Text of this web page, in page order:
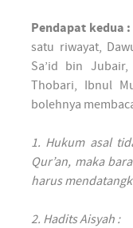
Pendapat kedua :
satu riwayat,
Sa’id bin
Thobari, Ibnul
bolehnya
1. Hukum asal
Qur’an, maka
harus
2. Hadits Aisyah :